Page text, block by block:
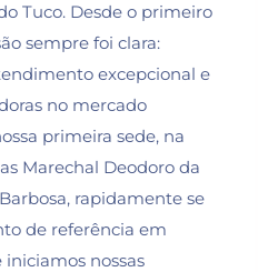
Tuco. Desde o primeiro
sempre foi clara:
excepcional e
no mercado
primeira sede, na
Marechal Deodoro da
rapidamente se
de referência em
iniciamos nossas